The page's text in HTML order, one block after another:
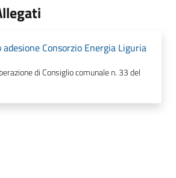
Consorzio Energia Liguria
di Consiglio comunale n. 33 del